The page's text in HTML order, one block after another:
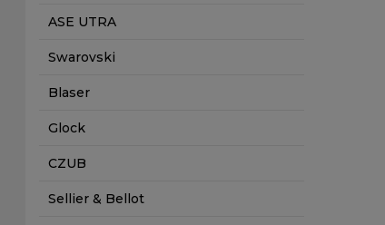
ASE UTRA
Swarovski
Blaser
Glock
CZUB
Sellier & Bellot